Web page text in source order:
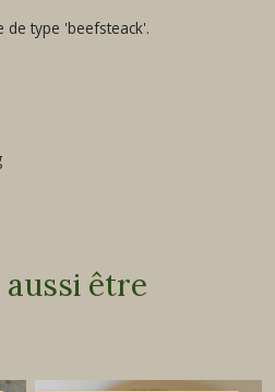
de type 'beefsteack'.
être